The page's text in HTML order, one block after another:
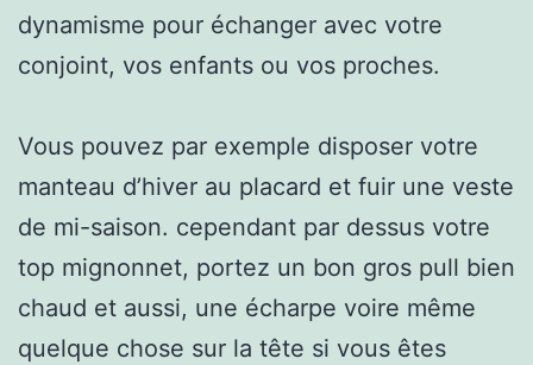
dynamisme pour échanger avec votre
conjoint, vos enfants ou vos proches.
Vous pouvez par exemple disposer votre
manteau d’hiver au placard et fuir une veste
de mi-saison. cependant par dessus votre
top mignonnet, portez un bon gros pull bien
chaud et aussi, une écharpe voire même
quelque chose sur la tête si vous êtes